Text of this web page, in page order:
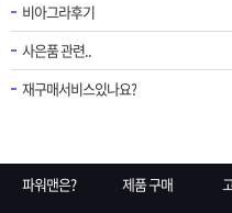
비아그라후기
사은품 관련..
재구매서비스있나요?
파워맨은? 제품 구매